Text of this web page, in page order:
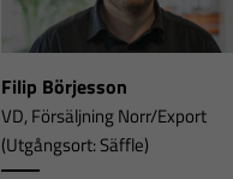
Filip Börjesson
VD, Försäljning Norr/Export
(Utgångsort: Säffle)